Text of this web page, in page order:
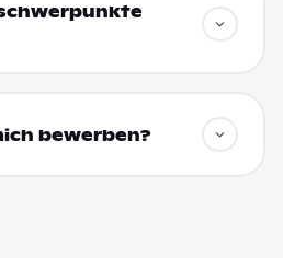
bewerben?